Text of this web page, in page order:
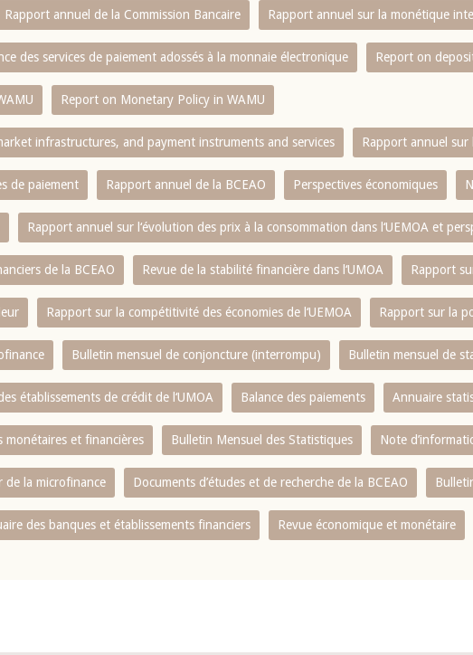
Rapport annuel de la Commission Bancaire Rapport annuel sur la monétique
des services de paiement adossés à la monnaie électronique Report on
Report on Monetary Policy in WAMU
infrastructures, and payment instruments and services Rapport annuel sur
de paiement Rapport annuel de la BCEAO Perspectives économiques
Rapport annuel sur l‘évolution des prix à la consommation dans l‘UEMOA et
de la BCEAO Revue de la stabilité financière dans l‘UMOA Rapport
Rapport sur la compétitivité des économies de l‘UEMOA Rapport sur la
Bulletin mensuel de conjoncture (interrompu) Bulletin mensuel de
établissements de crédit de l‘UMOA Balance des paiements Annuaire
monétaires et financières Bulletin Mensuel des Statistiques Note
de la microfinance Documents d’études et de recherche de la BCEAO
des banques et établissements financiers Revue économique et monétaire